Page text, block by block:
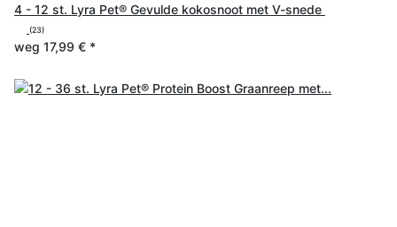
4 - 12 st. Lyra Pet® Gevulde kokosnoot met V-snede
(23)
weg 17,99 € *